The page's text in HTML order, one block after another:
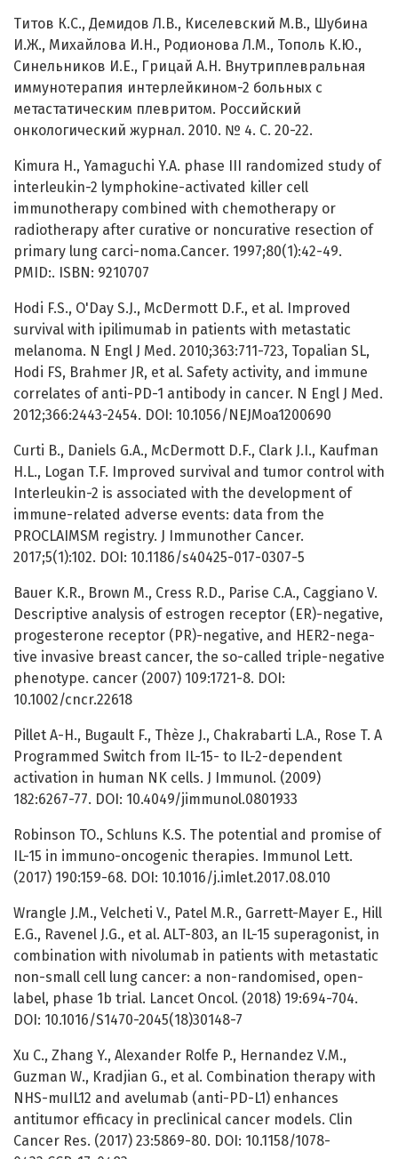
Титов К.С., Демидов Л.В., Киселевский М.В., Шубина
И.Ж., Михайлова И.Н., Родионова Л.М., Тополь К.Ю.,
Синельников И.Е., Грицай А.Н. Внутриплевральная
иммунотерапия интерлейкином-2 больных с
метастатическим плевритом. Российский
онкологический журнал. 2010. № 4. С. 20-22.
Kimura H., Yamaguchi Y.A. phase III randomized study of
interleukin-2 lymphokine-activated killer cell
immunotherapy combined with chemotherapy or
radiotherapy after curative or noncurative resection of
primary lung carci-noma.Cancer. 1997;80(1):42-49.
PMID:. ISBN: 9210707
Hodi F.S., O'Day S.J., McDermott D.F., et al. Improved
survival with ipilimumab in patients with metastatic
melanoma. N Engl J Med. 2010;363:711-723, Topalian SL,
Hodi FS, Brahmer JR, et al. Safety activity, and immune
correlates of anti-PD-1 antibody in cancer. N Engl J Med.
2012;366:2443-2454. DOI: 10.1056/NEJMoa1200690
Curti B., Daniels G.A., McDermott D.F., Clark J.I., Kaufman
H.L., Logan T.F. Improved survival and tumor control with
Interleukin-2 is associated with the development of
immune-related adverse events: data from the
PROCLAIMSM registry. J Immunother Cancer.
2017;5(1):102. DOI: 10.1186/s40425-017-0307-5
Bauer K.R., Brown M., Cress R.D., Parise C.A., Caggiano V.
Descriptive analysis of estrogen receptor (ER)-negative,
progesterone receptor (PR)-negative, and HER2-nega-
tive invasive breast cancer, the so-called triple-negative
phenotype. cancer (2007) 109:1721-8. DOI:
10.1002/cncr.22618
Pillet A-H., Bugault F., Thèze J., Chakrabarti L.A., Rose T. A
Programmed Switch from IL-15- to IL-2-dependent
activation in human NK cells. J Immunol. (2009)
182:6267-77. DOI: 10.4049/jimmunol.0801933
Robinson TO., Schluns K.S. The potential and promise of
IL-15 in immuno-oncogenic therapies. Immunol Lett.
(2017) 190:159-68. DOI: 10.1016/j.imlet.2017.08.010
Wrangle J.M., Velcheti V., Patel M.R., Garrett-Mayer E., Hill
E.G., Ravenel J.G., et al. ALT-803, an IL-15 superagonist, in
combination with nivolumab in patients with metastatic
non-small cell lung cancer: a non-randomised, open-
label, phase 1b trial. Lancet Oncol. (2018) 19:694-704.
DOI: 10.1016/S1470-2045(18)30148-7
Xu C., Zhang Y., Alexander Rolfe P., Hernandez V.M.,
Guzman W., Kradjian G., et al. Combination therapy with
NHS-muIL12 and avelumab (anti-PD-L1) enhances
antitumor efficacy in preclinical cancer models. Clin
Cancer Res. (2017) 23:5869-80. DOI: 10.1158/1078-